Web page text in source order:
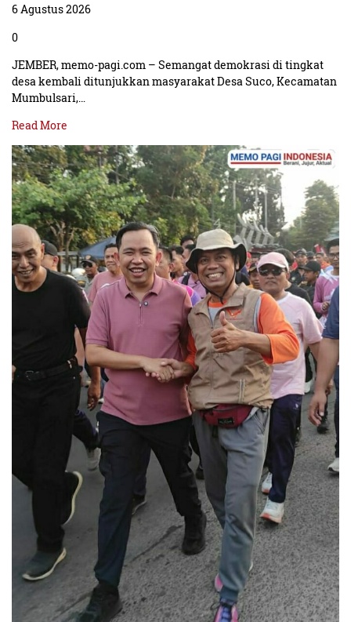
6 Agustus 2026
0
JEMBER, memo-pagi.com – Semangat demokrasi di tingkat
desa kembali ditunjukkan masyarakat Desa Suco, Kecamatan
Mumbulsari,…
Read More